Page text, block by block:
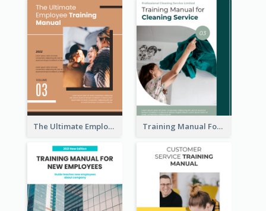
The Ultimate Employee Training Manual Training Manual For Cleaning Service